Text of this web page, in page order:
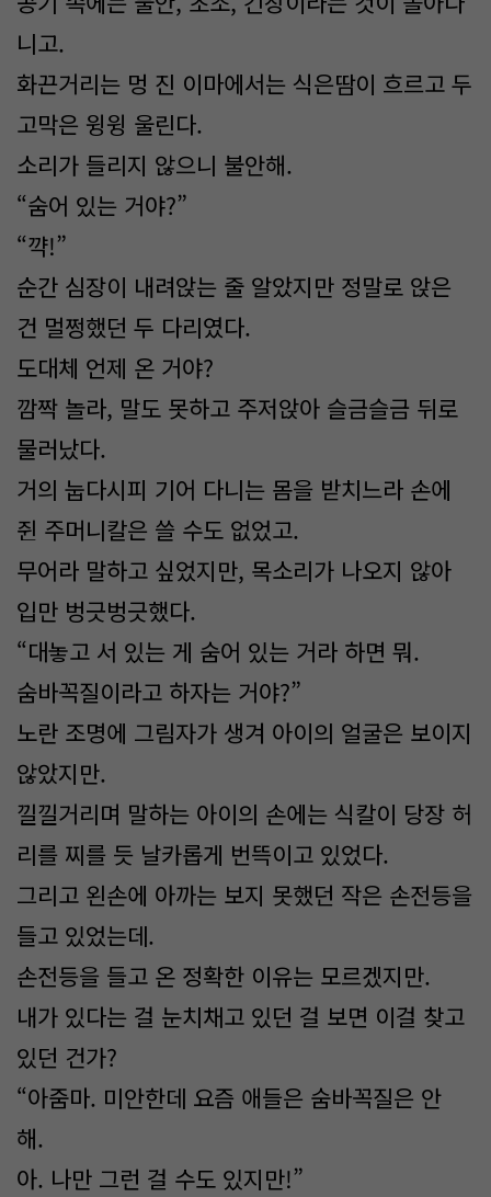
니고.
화끈거리는 멍 진 이마에서는 식은땀이 흐르고 두
고막은 윙윙 울린다.
소리가 들리지 않으니 불안해.
“숨어 있는 거야?”
“꺅!”
순간 심장이 내려앉는 줄 알았지만 정말로 앉은
건 멀쩡했던 두 다리였다.
도대체 언제 온 거야?
깜짝 놀라, 말도 못하고 주저앉아 슬금슬금 뒤로
물러났다.
거의 눕다시피 기어 다니는 몸을 받치느라 손에
쥔 주머니칼은 쓸 수도 없었고.
무어라 말하고 싶었지만, 목소리가 나오지 않아
입만 벙긋벙긋했다.
“대놓고 서 있는 게 숨어 있는 거라 하면 뭐.
숨바꼭질이라고 하자는 거야?”
노란 조명에 그림자가 생겨 아이의 얼굴은 보이지
않았지만.
낄낄거리며 말하는 아이의 손에는 식칼이 당장 허
리를 찌를 듯 날카롭게 번뜩이고 있었다.
그리고 왼손에 아까는 보지 못했던 작은 손전등을
들고 있었는데.
손전등을 들고 온 정확한 이유는 모르겠지만.
내가 있다는 걸 눈치채고 있던 걸 보면 이걸 찾고
있던 건가?
“아줌마. 미안한데 요즘 애들은 숨바꼭질은 안
해.
아. 나만 그런 걸 수도 있지만!”